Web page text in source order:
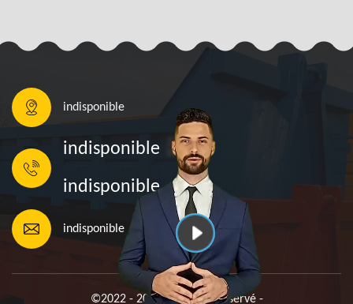
indisponible
indisponible
indisponible
indisponible
©2022 - 2026 Tout droit réservé -